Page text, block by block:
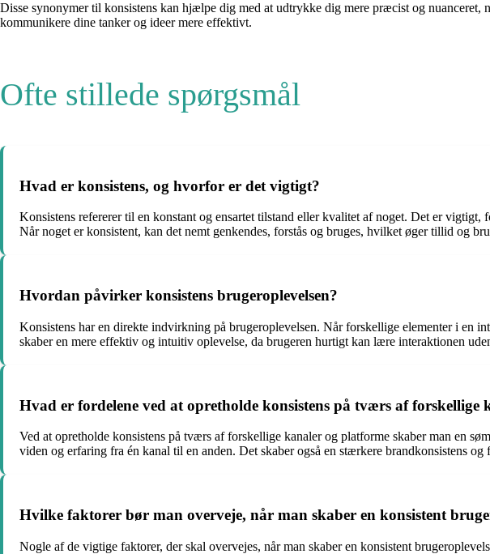
Disse synonymer til konsistens kan hjælpe dig med at udtrykke dig mere præcist og
kommunikere dine tanker og ideer mere effektivt.
Ofte stillede spørgsmål
Hvad er konsistens, og hvorfor er det vigtigt?
Konsistens refererer til en konstant og ensartet tilstand eller kvalitet af noget. Det er
Når noget er konsistent, kan det nemt genkendes, forstås og bruges, hvilket øger tillid og
Hvordan påvirker konsistens brugeroplevelsen?
Konsistens har en direkte indvirkning på brugeroplevelsen. Når forskellige elementer i en
skaber en mere effektiv og intuitiv oplevelse, da brugeren hurtigt kan lære interaktionen
Hvad er fordelene ved at opretholde konsistens på tværs af forskellige
Ved at opretholde konsistens på tværs af forskellige kanaler og platforme skaber man en
viden og erfaring fra én kanal til en anden. Det skaber også en stærkere brandkonsistens
Hvilke faktorer bør man overveje, når man skaber en konsistent
Nogle af de vigtige faktorer, der skal overvejes, når man skaber en konsistent